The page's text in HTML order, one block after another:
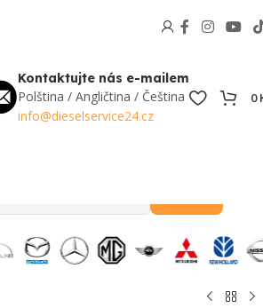
Kontaktujte nás e-mailem
Polština / Angličtina / Čeština
info@dieselservice24.cz
0